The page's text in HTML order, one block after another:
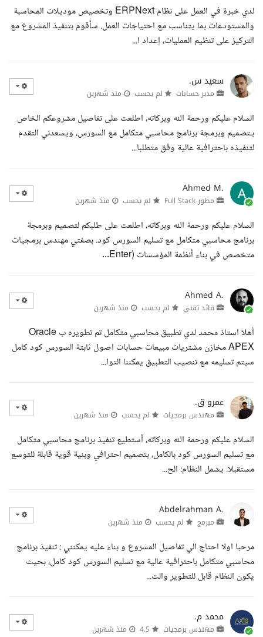
لدي خبرة في العمل على نظام ERPNext وتخصيص موديلات المحاسبة
والمستودعات بما يتناسب مع احتياجات العمل. سأقوم بتنفيذ المشروع مع
التركيز على تنظيم العمليات، إعداد ا...
سعيد س.
مدير حسابات لم يحسب منذ شهرين
السلام عليكم ورحمة الله وبركاته، اطلعت على تفاصيل مشروعكم الخاص
بـتصميم وبرمجة برنامج محاسبي متكامل مع السورس، ويسعدني التقدم
لتنفيذه باحترافية عالية وفق متطلبا...
Ahmed M.
مطور Full Stack لم يحسب منذ شهرين
السلام عليكم ورحمة الله وبركاته، اطلعت على طلبكم لتصميم وبرمجة
برنامج محاسبي متكامل مع تسليم السورس كود. بصفتي مهندس برمجيات
متخصص في بناء أنظمة المؤسسات (Enter...
Ahmed A.
قائد تقني لم يحسب منذ شهرين
أهلا استاذ محمد لدي تطبيق محاسبي متكامل تم تطويره ب Oracle
APEX مخازن مشتريات مبيعات حسابات اصول ثابتة السورس كود كامل
سيتم تسليمه مع تنصيب التطبيق يمكننا التوا...
عمرو ق.
مهندس برمجيات لم يحسب منذ شهرين
السلام عليكم ورحمة الله وبركاته، أستطيع تنفيذ برنامج محاسبي متكامل
مع تسليم السورس كود بالكامل، بتصميم احترافي وبنية قوية قابلة للتوسع
مستقبلا. يشمل النظام: الح...
Abdelrahman A.
مبرمج لم يحسب منذ شهرين
مرحبا اولا احتاج الي تفاصيل المشروع و بناء عليه يمكنني : تنفيذ برنامج
محاسبي متكامل باحترافية عالية مع تسليم السورس كود كامل، بحيث
يكون النظام قابل للتطوير والت...
محمد م.
مهندس برمجيات منذ شهرين